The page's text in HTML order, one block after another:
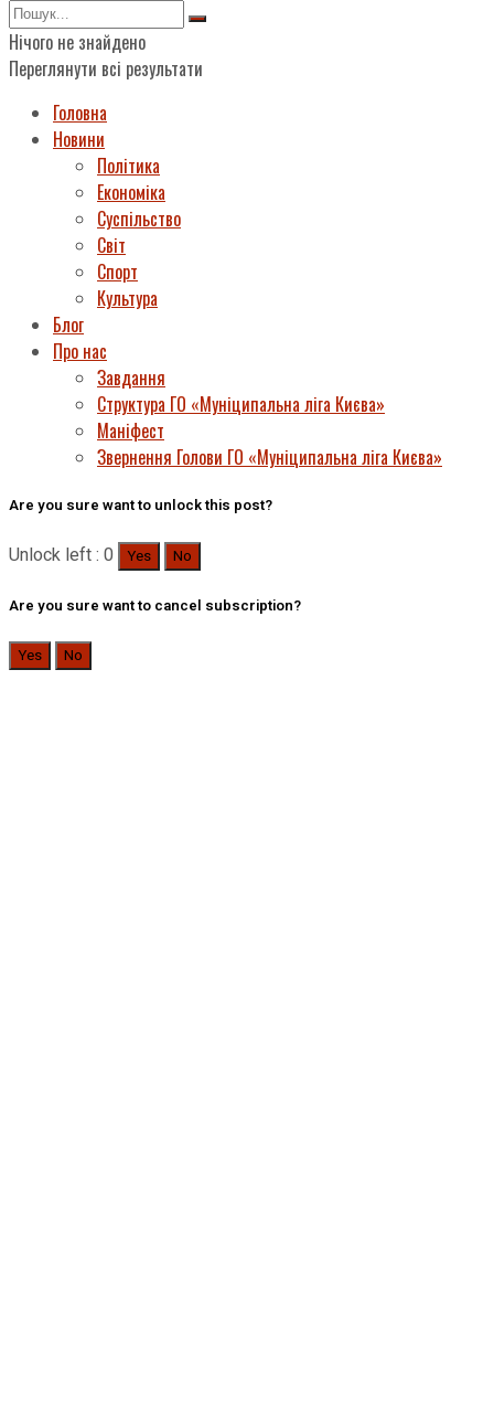
Нічого не знайдено
Переглянути всі результати
Головна
Новини
Політика
Економіка
Суспільство
Світ
Спорт
Культура
Блог
Про нас
Завдання
Структура ГО «Муніципальна ліга Києва»
Маніфест
Звернення Голови ГО «Муніципальна ліга Києва»
Are you sure want to unlock this post?
Unlock left : 0 Yes No
Are you sure want to cancel subscription?
Yes No